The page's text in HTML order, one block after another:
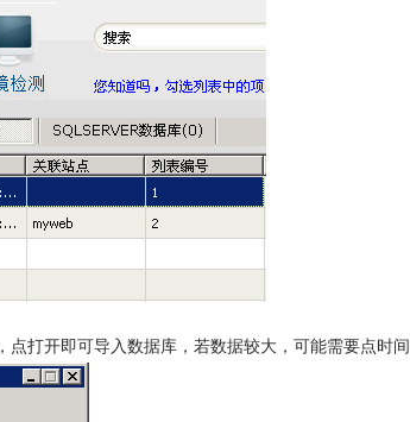
，点打开即可导入数据库，若数据较大，可能需要点时间